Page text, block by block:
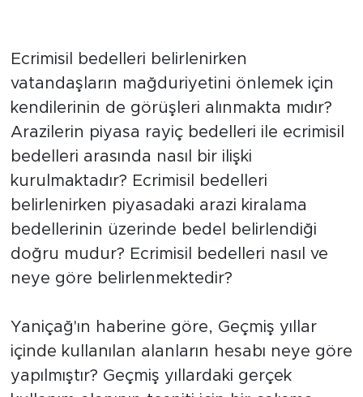
Ecrimisil bedelleri belirlenirken
vatandaşların mağduriyetini önlemek için
kendilerinin de görüşleri alınmakta mıdır?
Arazilerin piyasa rayiç bedelleri ile ecrimisil
bedelleri arasında nasıl bir ilişki
kurulmaktadır? Ecrimisil bedelleri
belirlenirken piyasadaki arazi kiralama
bedellerinin üzerinde bedel belirlendiği
doğru mudur? Ecrimisil bedelleri nasıl ve
neye göre belirlenmektedir?
Yaniçağ'ın haberine göre, Geçmiş yıllar
içinde kullanılan alanların hesabı neye göre
yapılmıştır? Geçmiş yıllardaki gerçek